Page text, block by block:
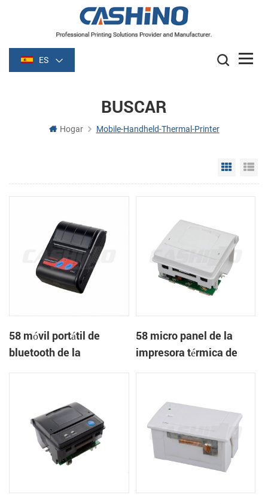
ES
BUSCAR
Hogar Mobile-Handheld-Thermal-Printer
Grid
58 móvil portátil de
bluetooth de la
58 micro panel de la
impresora térmica de